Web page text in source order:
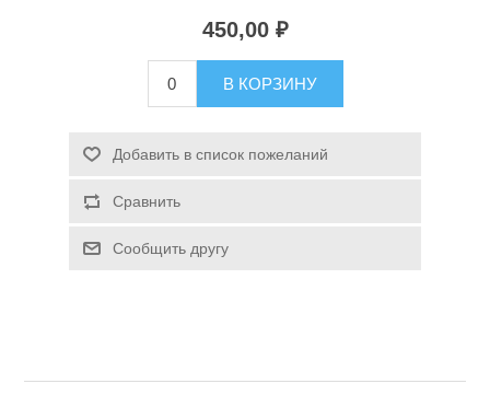
Спасательные средства
450,00 ₽
В КОРЗИНУ
Добавить в список пожеланий
Сравнить
Сообщить другу